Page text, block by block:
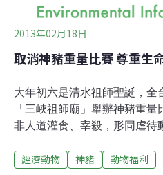
2013年02月18日
取消神豬重量比賽 尊重生
大年初六是清水祖師聖誕，全
「三峽祖師廟」舉辦神豬重
非人道灌食、宰殺，形同虐待
拜清水祖師爺，並呼籲三峽祖
經濟動物 神豬 動物福利